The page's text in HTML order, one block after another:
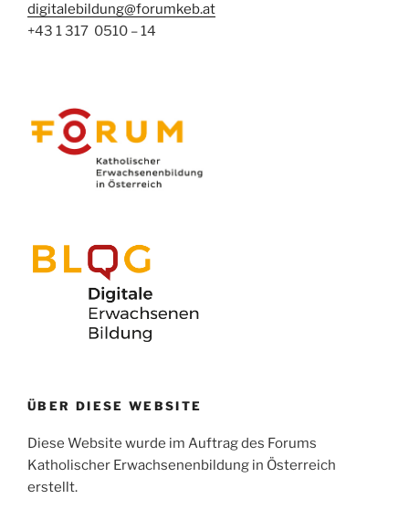
digitalebildung@forumkeb.at
+43 1 317 0510 – 14
ÜBER DIESE WEBSITE
Diese Website wurde im Auftrag des Forums
Katholischer Erwachsenenbildung in Österreich
erstellt.